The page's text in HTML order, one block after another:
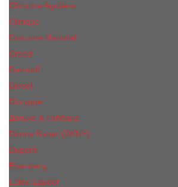
Christina Aguilera
Сliniquе
Costume National
Creed
Davidoff
Diesel
Diptyque
Дольче & Габбана
Donna Karan (DKNY)
Dupont
Eisenberg
Еsteе Lаudеr